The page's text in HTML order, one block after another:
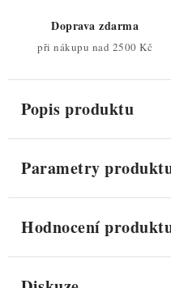
Doprava zdarma
při nákupu nad 2500 Kč
Popis produktu
Parametry
Hodnocení